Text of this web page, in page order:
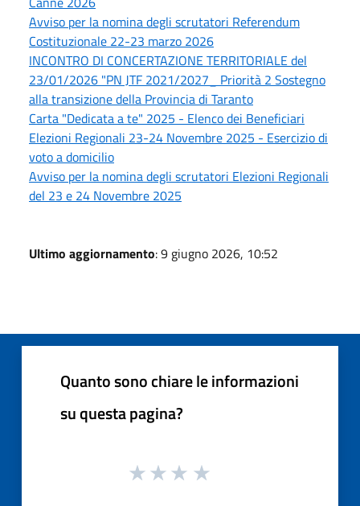
Avviso per la nomina degli scrutatori Referendum
Costituzionale 22-23 marzo 2026
INCONTRO DI CONCERTAZIONE TERRITORIALE del
23/01/2026 "PN JTF 2021/2027_ Priorità 2 Sostegno
alla transizione della Provincia di Taranto
Carta "Dedicata a te" 2025 - Elenco dei Beneficiari
Elezioni Regionali 23-24 Novembre 2025 - Esercizio di
voto a domicilio
Avviso per la nomina degli scrutatori Elezioni Regionali
del 23 e 24 Novembre 2025
Ultimo aggiornamento: 9 giugno 2026, 10:52
Quanto sono chiare le informazioni
su questa pagina?